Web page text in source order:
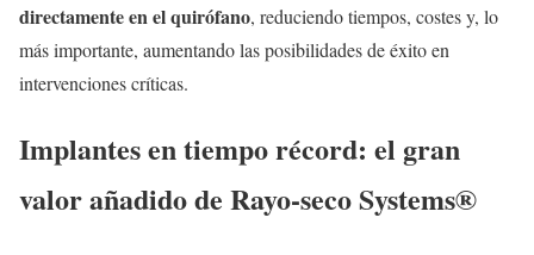
directamente en el quirófano, reduciendo tiempos, costes y, lo
más importante, aumentando las posibilidades de éxito en
intervenciones críticas.
Implantes en tiempo récord: el gran
valor añadido de Rayo-seco Systems®